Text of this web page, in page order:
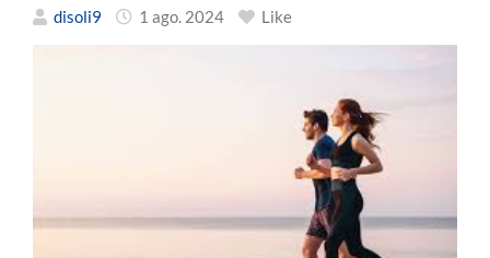
disoli9 1 ago. 2024 Like